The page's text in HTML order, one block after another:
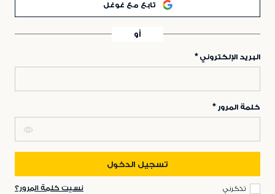
تابع مع غوغل
أو
البريد الإلكتروني
كلمة المرور
تسجيل الدخول
تذكرني نسيت كلمة المرور؟